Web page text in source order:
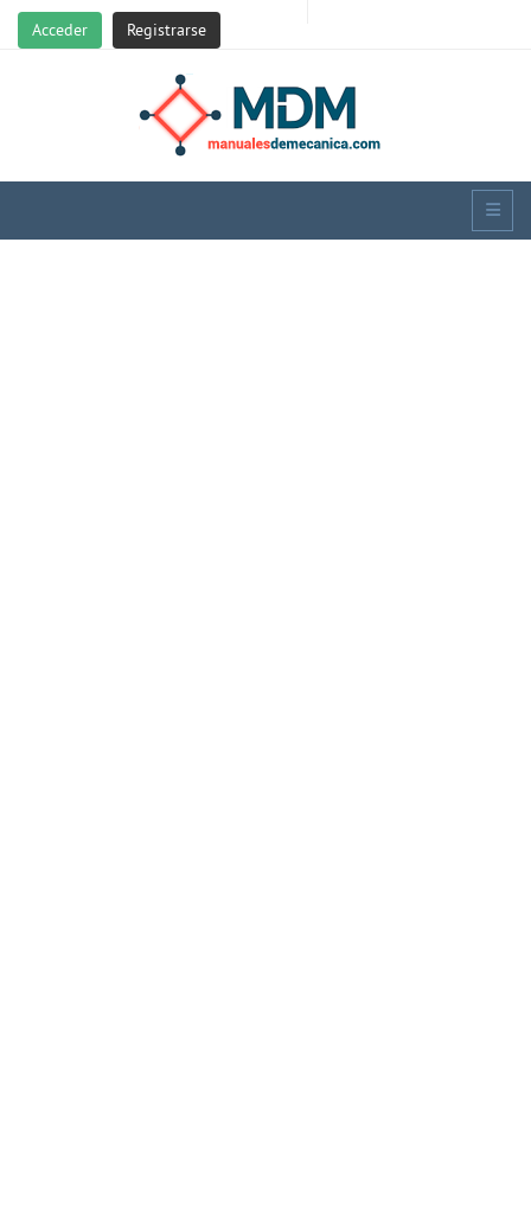
Acceder Registrarse